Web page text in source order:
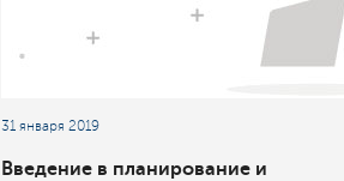
31 января 2019
Введение в планирование и